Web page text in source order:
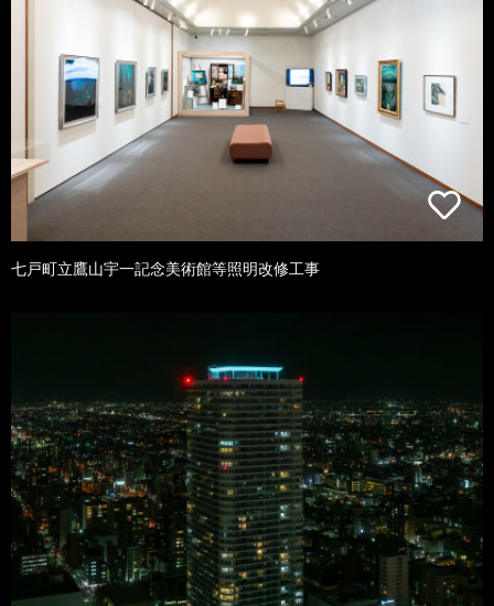
七戸町立鷹山宇一記念美術館等照明改修工事